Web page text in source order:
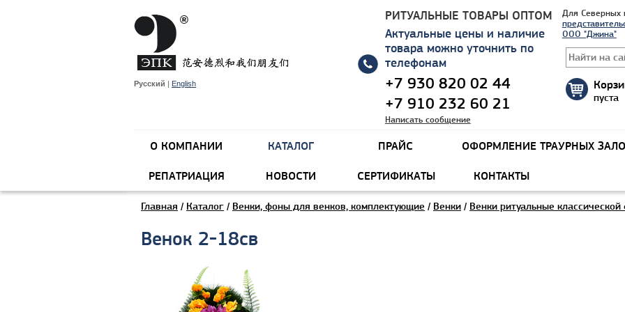
Русский | English
РИТУАЛЬНЫЕ ТОВАРЫ ОПТОМ
Актуальные цены и наличие
товара можно уточнить по
телефонам
+7 930 820 02 44
+7 910 232 60 21
Написать сообщение
Для Северных
ООО "Джина"
пуста
О КОМПАНИИ КАТАЛОГ ПРАЙС ОФОРМЛЕНИЕ ТРАУРНЫХ
РЕПАТРИАЦИЯ НОВОСТИ СЕРТИФИКАТЫ КОНТАКТЫ
Главная / Каталог / Венки, фоны для венков, комплектующие / Венки / Венки ритуальные
Венок 2-18св